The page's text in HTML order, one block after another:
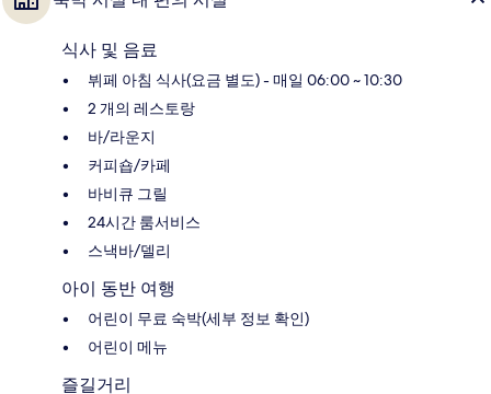
식사 및 음료
뷔페 아침 식사(요금 별도) - 매일 06:00 ~ 10:30
2 개의 레스토랑
바/라운지
커피숍/카페
바비큐 그릴
24시간 룸서비스
스낵바/델리
아이 동반 여행
어린이 무료 숙박(세부 정보 확인)
어린이 메뉴
즐길거리